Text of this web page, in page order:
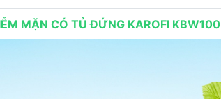
MẶN CÓ TỦ ĐỨNG KAROFI KBW100